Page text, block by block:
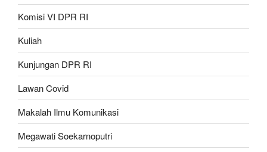
Komisi VI DPR RI
Kuliah
Kunjungan DPR RI
Lawan Covid
Makalah Ilmu Komunikasi
Megawati Soekarnoputri